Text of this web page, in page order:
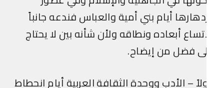
أيام بني أمية والعباس فندعه جانباً
أبعاده ونطاقه ولأن شأنه بين لا يحتاج
فضل من إيضاح.
– الأدب ووحدة الثقافة العربية أيام انحطاط